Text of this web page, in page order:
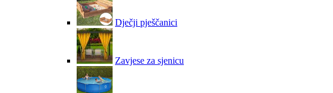
Dječji pješčanici
Zavjese za sjenicu